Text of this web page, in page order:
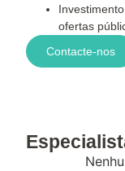
ofertas
Contacte-nos